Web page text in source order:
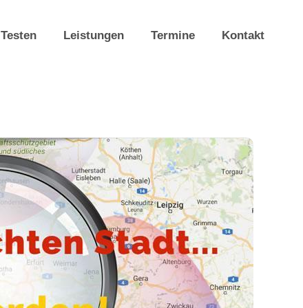
Testen Leistungen Termine Kontakt